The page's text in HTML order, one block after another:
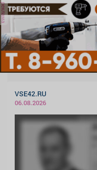
реклама
VSE42.RU
06.08.2026